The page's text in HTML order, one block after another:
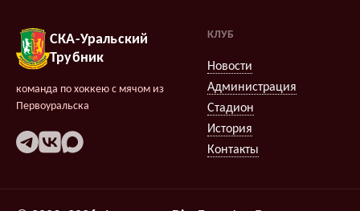
СКА-Уральский
Трубник
команда по хоккею с мячом из
Первоуральска
КЛУБ
Новости
Администрация
Стадион
История
Контакты